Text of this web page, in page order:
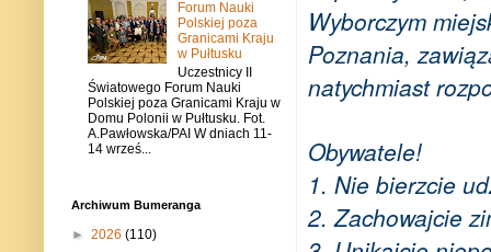
Wyborczym
Poznania,
natychmiast
Obywatele!
1. Nie bierzcie
2. Zachowajcie
Forum Nauki
Polskiej poza
Granicami Kraju
w Pułtusku
Uczestnicy II
Światowego Forum Nauki
Polskiej poza Granicami Kraju w
Domu Polonii w Pułtusku. Fot.
A.Pawłowska/PAI W dniach 11-
14 wrześ...
Archiwum Bumeranga
► 2026 (110)